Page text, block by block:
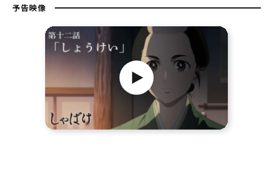
予告映像